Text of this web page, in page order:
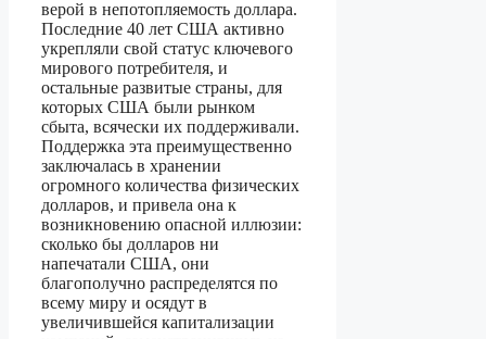
верой в непотопляемость доллара.
Последние 40 лет США активно
укрепляли свой статус ключевого
мирового потребителя, и
остальные развитые страны, для
которых США были рынком
сбыта, всячески их поддерживали.
Поддержка эта преимущественно
заключалась в хранении
огромного количества физических
долларов, и привела она к
возникновению опасной иллюзии:
сколько бы долларов ни
напечатали США, они
благополучно распределятся по
всему миру и осядут в
увеличившейся капитализации